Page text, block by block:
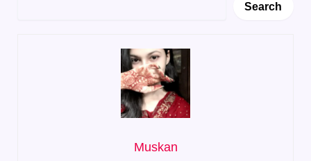
Search
Muskan